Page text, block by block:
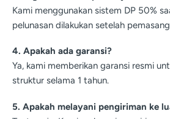
Kami menggunakan sistem DP 50%
pelunasan dilakukan setelah
4. Apakah ada garansi?
Ya, kami memberikan garansi resmi
struktur selama 1 tahun.
5. Apakah melayani pengiriman ke